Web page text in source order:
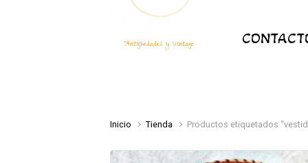
Antigüedades y Vintage
Inicio Tienda Productos etiquetados